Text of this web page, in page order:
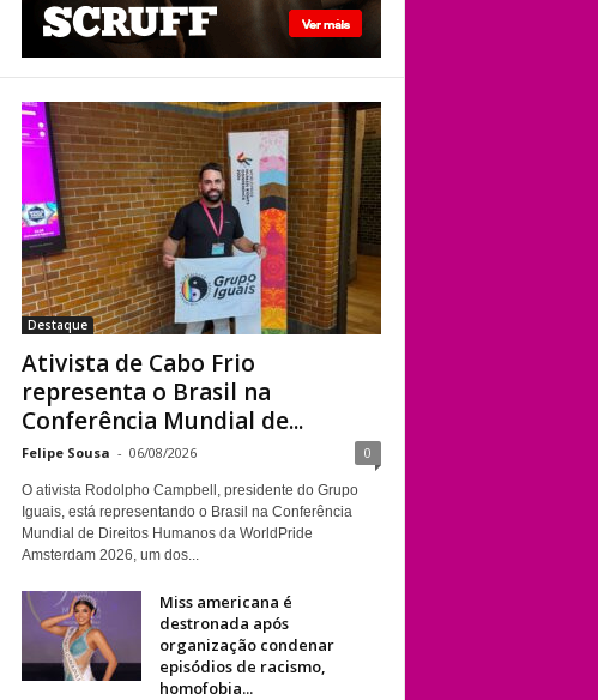
homofóbicos
durante sessão da
Ativista de Cabo Frio
representa o Brasil
na Conferência
Mundial de Direitos
Humanos da
WorldPride
Amsterdam
Destaque
Ativista de Cabo Frio
representa o Brasil na
Conferência Mundial de...
Felipe Sousa - 06/08/2026 0
O ativista Rodolpho Campbell, presidente do Grupo
Iguais, está representando o Brasil na Conferência
Mundial de Direitos Humanos da WorldPride
Amsterdam 2026, um dos...
Miss americana é
destronada após
organização condenar
episódios de racismo,
homofobia...